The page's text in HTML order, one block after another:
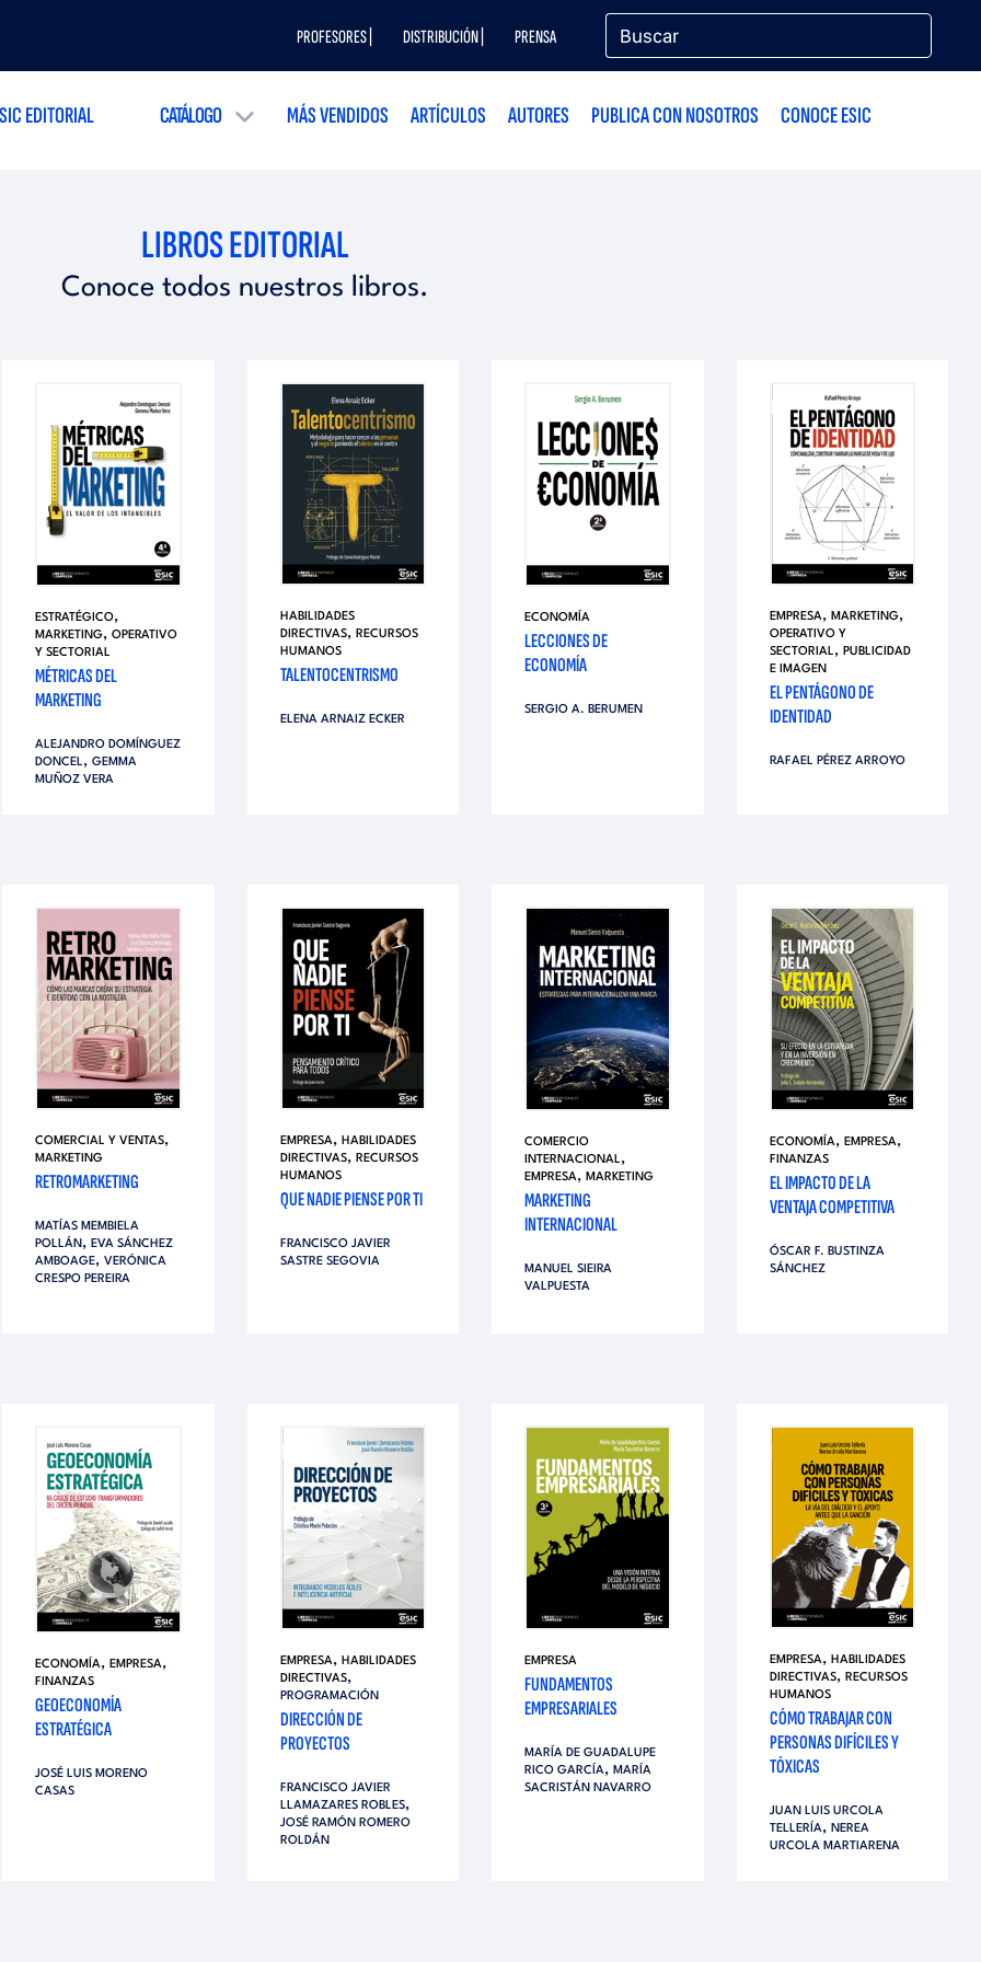
PROFESORES | DISTRIBUCIÓN | PRENSA
EDITORIAL CATÁLOGO MÁS VENDIDOS ARTÍCULOS AUTORES PUBLICA CON NOSOTROS CONOCE ESIC
LIBROS EDITORIAL
Conoce todos nuestros libros.
ESTRATÉGICO,
MARKETING,OPERATIVO
Y SECTORIAL
MÉTRICAS DEL
MARKETING
ALEJANDRO DOMÍNGUEZ
DONCEL,GEMMA
MUÑOZ VERA
HABILIDADES
DIRECTIVAS, RECURSOS
HUMANOS
TALENTOCENTRISMO
ELENA ARNAIZ ECKER
ECONOMÍA
LECCIONES DE
ECONOMÍA
SERGIO A. BERUMEN
EMPRESA, MARKETING,
OPERATIVO Y
SECTORIAL, PUBLICIDAD
E IMAGEN
EL PENTÁGONO DE
IDENTIDAD
RAFAEL PÉREZ ARROYO
COMERCIAL Y VENTAS,
MARKETING
RETROMARKETING
MATÍAS MEMBIELA
POLLÁN,EVA SÁNCHEZ
AMBOAGE,VERÓNICA
CRESPO PEREIRA
EMPRESA, HABILIDADES
DIRECTIVAS, RECURSOS
HUMANOS
QUE NADIE PIENSE POR TI
FRANCISCO JAVIER
SASTRE SEGOVIA
COMERCIO
INTERNACIONAL,
EMPRESA,MARKETING
MARKETING
INTERNACIONAL
MANUEL SIEIRA
VALPUESTA
ECONOMÍA, EMPRESA,
FINANZAS
EL IMPACTO DE LA
VENTAJA COMPETITIVA
ÓSCAR F. BUSTINZA
SÁNCHEZ
ECONOMÍA,EMPRESA,
FINANZAS
GEOECONOMÍA
ESTRATÉGICA
JOSÉ LUIS MORENO
CASAS
EMPRESA, HABILIDADES
DIRECTIVAS,
PROGRAMACIÓN
DIRECCIÓN DE
PROYECTOS
FRANCISCO JAVIER
LLAMAZARES ROBLES,
JOSÉ RAMÓN ROMERO
ROLDÁN
EMPRESA
FUNDAMENTOS
EMPRESARIALES
MARÍA DE GUADALUPE
RICO GARCÍA,MARÍA
SACRISTÁN NAVARRO
EMPRESA, HABILIDADES
DIRECTIVAS, RECURSOS
HUMANOS
CÓMO TRABAJAR CON
PERSONAS DIFÍCILES Y
TÓXICAS
JUAN LUIS URCOLA
TELLERÍA, NEREA
URCOLA MARTIARENA